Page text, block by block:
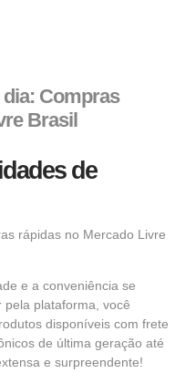
Compras
Brasil
de
rápidas no Mercado Livre
e a conveniência se
pela plataforma, você
disponíveis com frete
de última geração até
e surpreendente!